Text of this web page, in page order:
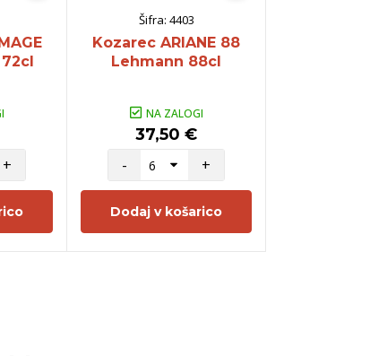
+
Šifra: 4403
Kozarec ARIANE 88
Lehmann 88cl
NA ZALOGI
37,50 €
-
+
Dodaj v košarico